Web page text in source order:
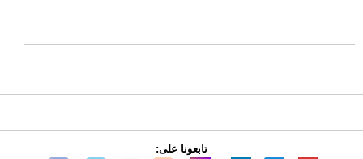
تابعونا على: